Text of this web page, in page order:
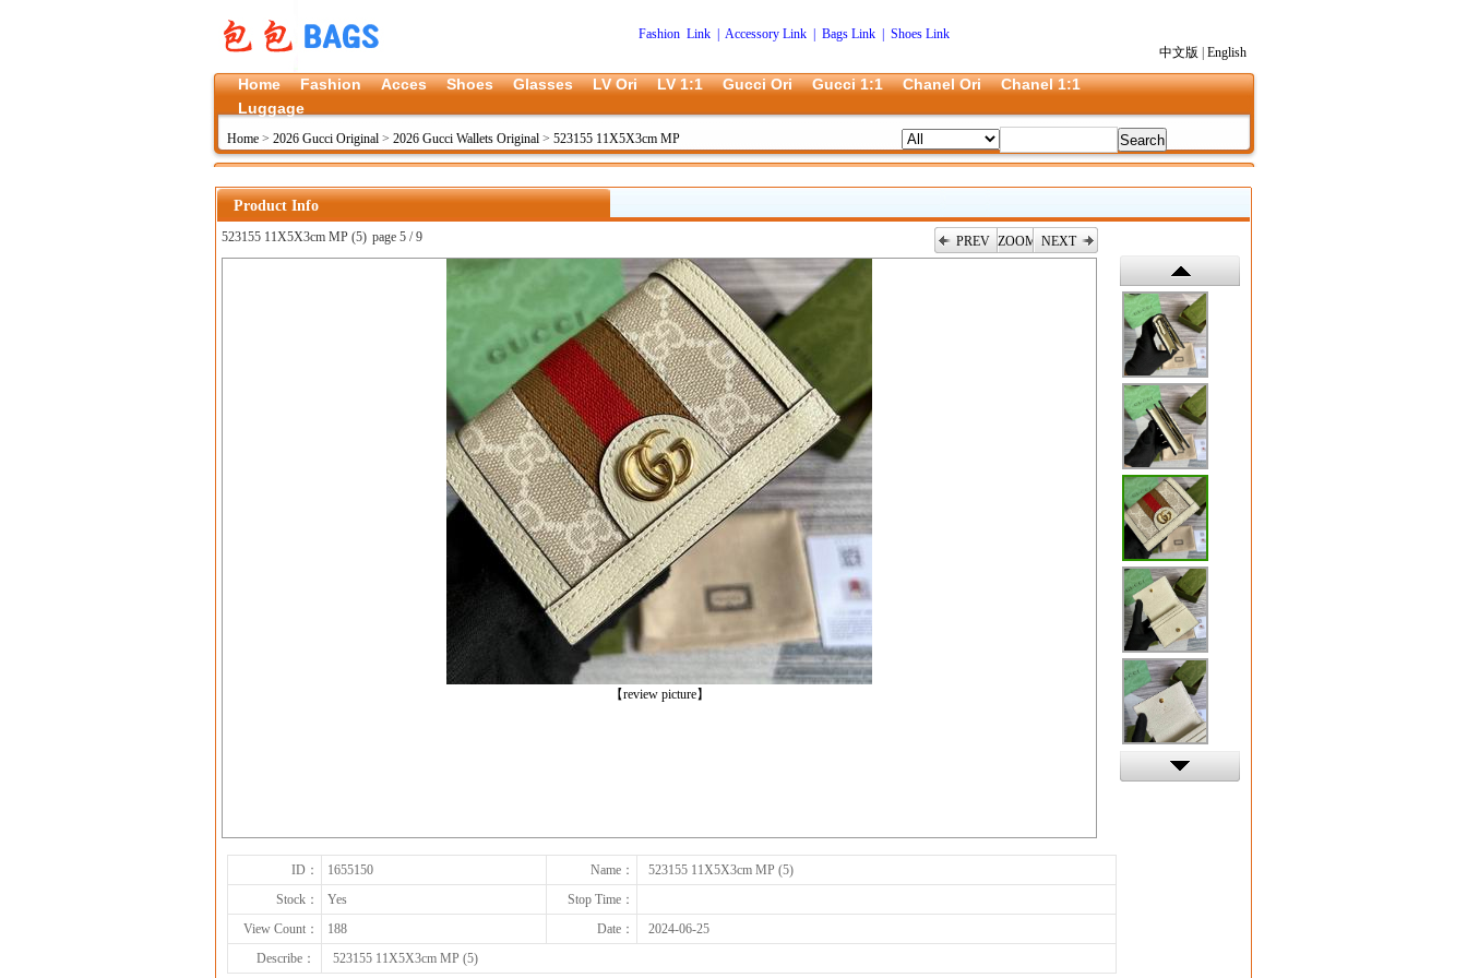
Fashion Link Accessory Link| Bags Link| Shoes Link
中文版
English
Home Fashion Acces Shoes Glasses LV Ori LV 1:1 Gucci Ori Gucci 1:1 Chanel Ori
Chanel 1:1
Luggage
Home > 2026 Gucci Original > 2026 Gucci Wallets Original > 523155 11X5X3cm MP
Product Info
523155 11X5X3cm MP (5) page 5 / 9 PREV ZOOM NEXT
【review picture】
上一张
ID： 1655150 Name：
523155 11X5X3cm MP (5)
Stock：
Yes
Stop Time：
View Count：
188 Date：
2024-06-25
Describe：
523155 11X5X3cm MP (5)